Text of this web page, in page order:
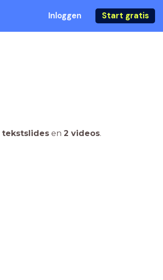
Inloggen Start gratis
tekstslides en 2 videos.